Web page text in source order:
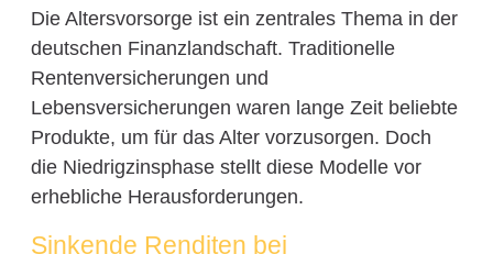
Die Altersvorsorge ist ein zentrales Thema in der
deutschen Finanzlandschaft. Traditionelle
Rentenversicherungen und
Lebensversicherungen waren lange Zeit beliebte
Produkte, um für das Alter vorzusorgen. Doch
die Niedrigzinsphase stellt diese Modelle vor
erhebliche Herausforderungen.
Sinkende Renditen bei